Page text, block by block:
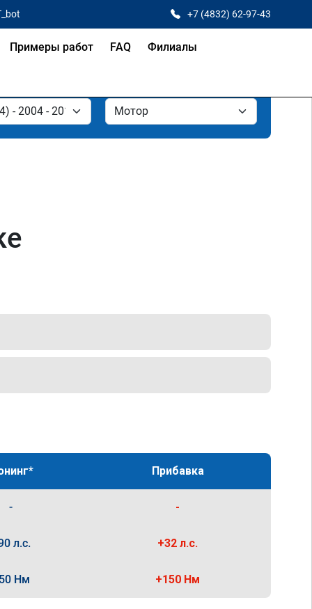
+7 (4832) 62-97-43
Примеры работ FAQ Филиалы
Прибавка
- -
л.с. +32 л.с.
Нм +150 Нм